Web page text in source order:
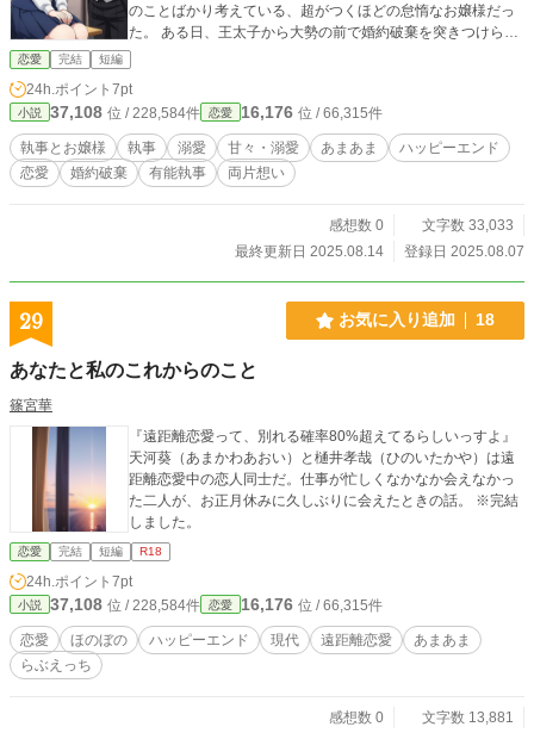
のことばかり考えている、超がつくほどの怠惰なお嬢様だっ
た。 ある日、王太子から大勢の前で婚約破棄を突きつけられ
るという絶体絶命のピンチですら、ふわぁ…と欠伸をしてし
まうほど、のんびりとした性格の彼女。 そんなフロラワの隣
には、常に世話焼き執事のルイスがいる。 「全く、あなたと
いう方は！」と口では呆れながらも、彼女の靴下の左右を直
し、お菓子を準備し、身の回りの一切を完璧にこなす。 しか
し、彼の仕事はそれだけではない。 主人であるフロラワに降
りかかる災難や悪意を、彼女の知らないところで秘密裏に、
事の深い愛情に、のんびり令嬢は気づいているのか、いない
のか。 「ふふ、いつもありがと〜」と微笑む彼女の真意
恋愛 完結 短編
24h.ポイント 7pt
小説 37,108 位 / 228,584件 恋愛 16,176 位 / 66,315件
執事とお嬢様 執事 溺愛 甘々・溺愛 あまあま
ハッピーエンド
恋愛
婚約破棄 有能執事 両片想い
感想数 0
文字数 33,033
最終更新日 2025.08.14
登録日 2025.08.07
29 お気に入り追加 18
あなたと私のこれからのこと
篠宮華
『遠距離恋愛って、別れる確率80%超えてるらしいっすよ』
天河葵（あまかわあおい）と樋井孝哉（ひのいたかや）は遠
距離恋愛中の恋人同士だ。仕事が忙しくなかなか会えなかっ
た二人が、お正月休みに久しぶりに会えたときの話。 ※完結
しました。
恋愛 完結 短編 R18
24h.ポイント 7pt
小説 37,108 位 / 228,584件 恋愛 16,176 位 / 66,315件
恋愛 ほのぼの ハッピーエンド 現代 遠距離恋愛
あまあま
らぶえっち
感想数 0
文字数 13,881